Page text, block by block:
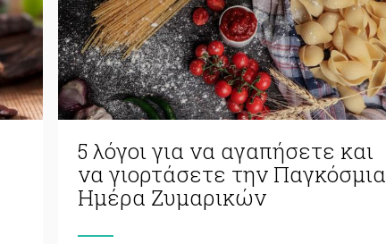
5 λόγοι για να αγαπήσετε και
να γιορτάσετε την Παγκόσμια
Ημέρα Ζυμαρικών